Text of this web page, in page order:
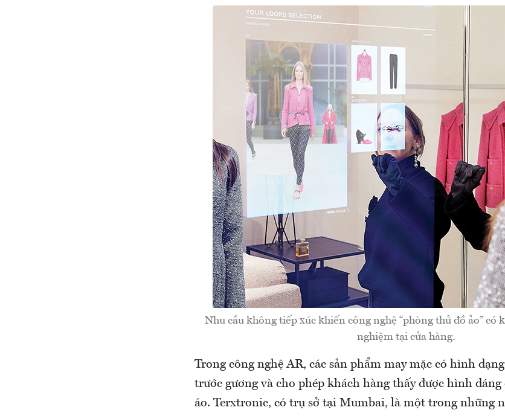
Nhu cầu không tiếp xúc khiến công nghệ “phòng thử đồ ảo” có
nghiệm tại cửa hàng.
Trong công nghệ AR, các sản phẩm may mặc có hình
trước gương và cho phép khách hàng thấy được hình dáng
áo. Terxtronic, có trụ sở tại Mumbai, là một trong những